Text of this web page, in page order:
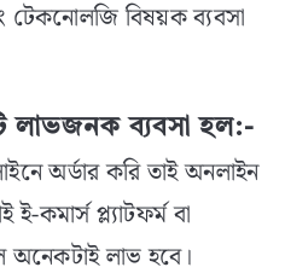
টেকনোলজি বিষয়ক ব্যবসা
লাভজনক ব্যবসা হল:-
অর্ডার করি তাই অনলাইন
কমার্স প্ল্যাটফর্ম বা
লাভ হবে।